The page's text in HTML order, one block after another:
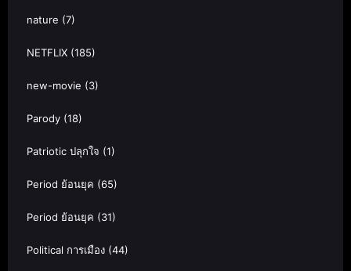
nature (7)
NETFLIX (185)
new-movie (3)
Parody (18)
Patriotic ปลุกใจ (1)
Period ย้อนยุค (65)
Period ย้อนยุค (31)
Political การเมือง (44)